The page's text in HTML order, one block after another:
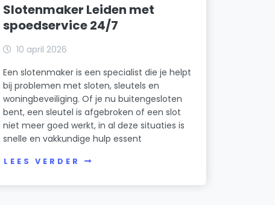
Slotenmaker Leiden met
spoedservice 24/7
10 april 2026
Een slotenmaker is een specialist die je helpt
bij problemen met sloten, sleutels en
woningbeveiliging. Of je nu buitengesloten
bent, een sleutel is afgebroken of een slot
niet meer goed werkt, in al deze situaties is
snelle en vakkundige hulp essent
LEES VERDER